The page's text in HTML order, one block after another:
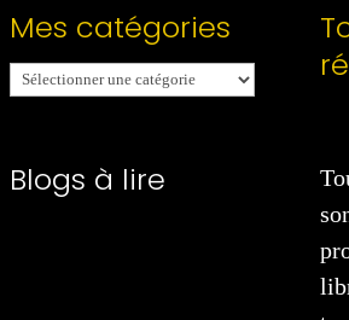
Mes catégories
Mes
catégories
Blogs à lire